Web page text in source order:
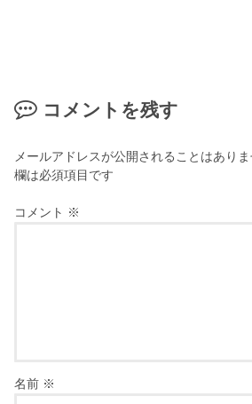
コメントを残す
メールアドレスが公開されることはありま
欄は必須項目です
コメント ※
名前 ※